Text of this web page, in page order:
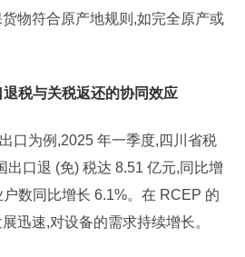
物符合原产地规则,如完全原产或
税与关税返还的协同效应
口为例,2025 年一季度,四川省税
出口退 (免) 税达 8.51 亿元,同比增
数同比增长 6.1%。在 RCEP 的
迅速,对设备的需求持续增长。